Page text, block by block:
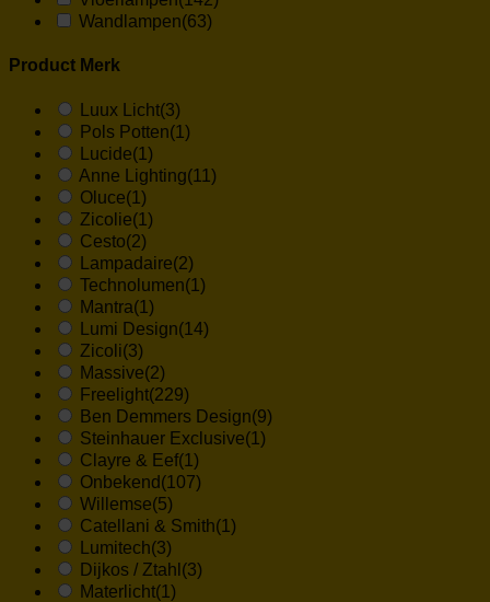
Wandlampen(63)
Product Merk
Luux Licht(3)
Pols Potten(1)
Lucide(1)
Anne Lighting(11)
Oluce(1)
Zicolie(1)
Cesto(2)
Lampadaire(2)
Technolumen(1)
Mantra(1)
Lumi Design(14)
Zicoli(3)
Massive(2)
Freelight(229)
Ben Demmers Design(9)
Steinhauer Exclusive(1)
Clayre & Eef(1)
Onbekend (107)
Willemse(5)
Catellani & Smith(1)
Lumitech(3)
Dijkos / Ztahl (3)
Materlicht(1)